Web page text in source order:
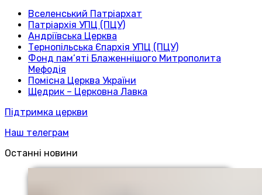
Вселенський Патріархат
Патріархія УПЦ (ПЦУ)
Андріївська Церква
Тернопільська Єпархія УПЦ (ПЦУ)
Фонд пам’яті Блаженнішого Митрополита
Мефодія
Помісна Церква України
Щедрик – Церковна Лавка
Підтримка церкви
Наш телеграм
Останні новини